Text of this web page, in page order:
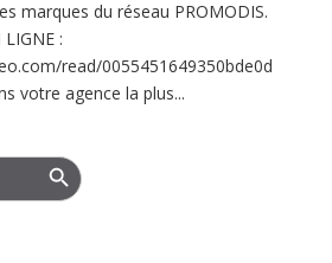
marques du réseau PROMODIS.
:
read/0055451649350bde0d
votre agence la plus...
Search Button